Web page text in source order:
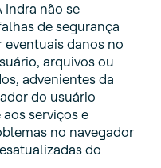
Indra não se
de segurança
danos no
arquivos ou
advenientes da
do usuário
serviços e
no navegador
do